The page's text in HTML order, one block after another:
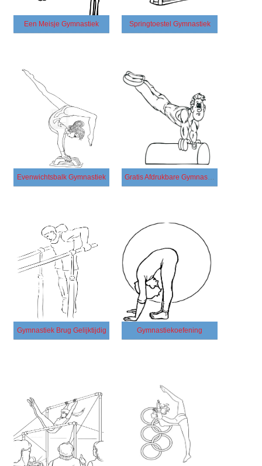
Een Meisje Gymnastiek Springtoestel Gymnastiek
Evenwichtsbalk Gymnastiek
Gymnastiek Brug Gelijktijdig Gymnastiekoefening